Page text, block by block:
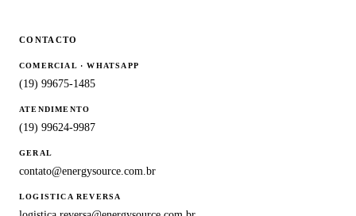
CONTACTO
COMERCIAL · WHATSAPP
(19) 99675-1485
ATENDIMENTO
(19) 99624-9987
GERAL
contato@energysource.com.br
LOGISTICA REVERSA